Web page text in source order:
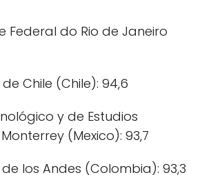
Federal do Rio de Janeiro
Chile (Chile): 94,6
y de Estudios
(Mexico): 93,7
los Andes (Colombia): 93,3